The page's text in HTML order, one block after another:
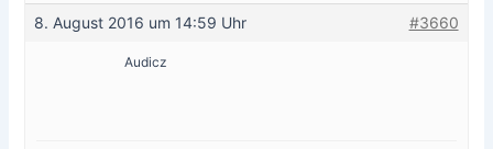
8. August 2016 um 14:59 Uhr #3660
Audicz